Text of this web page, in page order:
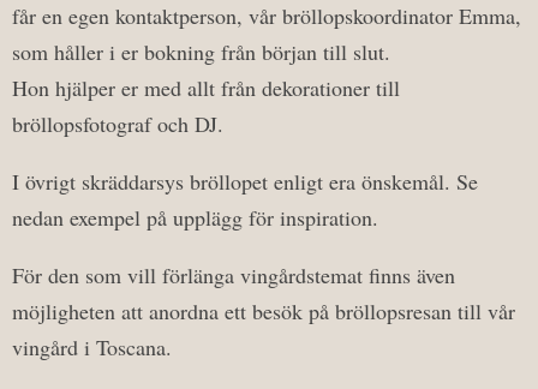
får en egen kontaktperson, vår bröllopskoordinator Emma,
som håller i er bokning från början till slut.
Hon hjälper er med allt från dekorationer till
bröllopsfotograf och DJ.
I övrigt skräddarsys bröllopet enligt era önskemål. Se
nedan exempel på upplägg för inspiration.
För den som vill förlänga vingårdstemat finns även
möjligheten att anordna ett besök på bröllopsresan till vår
vingård i Toscana.